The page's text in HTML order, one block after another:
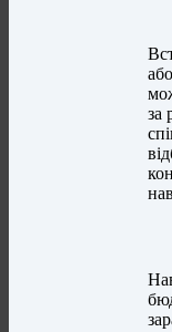
за